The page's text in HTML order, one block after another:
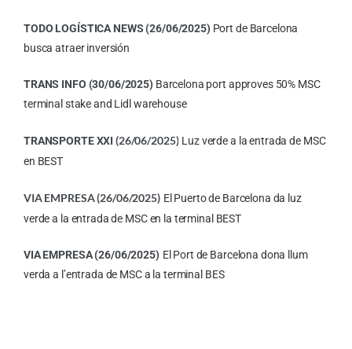
TODO LOGÍSTICA NEWS (26/06/2025) Port de Barcelona
busca atraer inversión
TRANS INFO (30/06/2025) Barcelona port approves 50% MSC
terminal stake and Lidl warehouse
TRANSPORTE XXI(26/06/2025) Luz verde a la entrada de MSC
en BEST
VIA EMPRESA (26/06/2025) El Puerto de Barcelona da luz
verde a la entrada de MSC en la terminal BEST
VIA EMPRESA (26/06/2025) El Port de Barcelona dona llum
verda a l’entrada de MSC a la terminal BES